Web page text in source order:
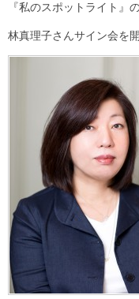
『私のスポットライト』
林真理子さんサイン会を